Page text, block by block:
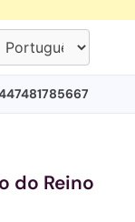
do Reino